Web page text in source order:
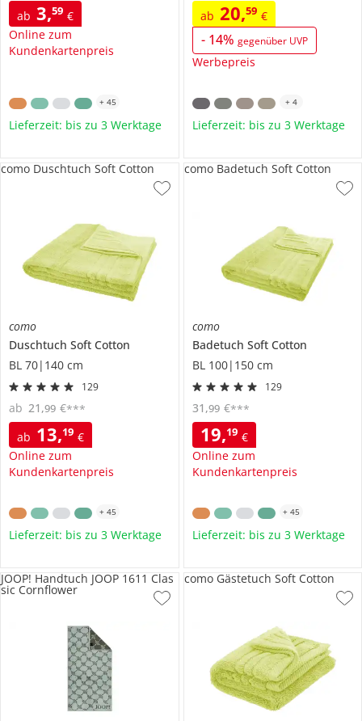
ab 3,59 €
Online zum
Kundenkartenpreis
+ 45
Lieferzeit: bis zu 3 Werktage
ab 20,59 €
- 14% gegenüber UVP
Werbepreis
+ 4
Lieferzeit: bis zu 3 Werktage
como
Duschtuch Soft Cotton
BL 70|140 cm
129
ab 13,19 €
Online zum
Kundenkartenpreis
ab 21 ,99 €***
como Duschtuch Soft Cotton
+ 45
Lieferzeit: bis zu 3 Werktage
como
Badetuch Soft Cotton
BL 100|150 cm
129
19,19 €
Online zum
Kundenkartenpreis
31 ,99 €***
como Badetuch Soft Cotton
+ 45
Lieferzeit: bis zu 3 Werktage
JOOP! Handtuch JOOP 1611 Clas
sic Cornflower
como Gästetuch Soft Cotton